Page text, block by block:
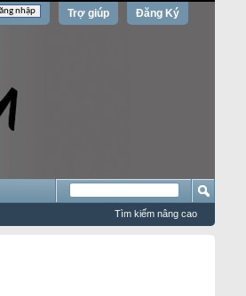
Đăng Ký
Trợ giúp
Tìm kiếm nâng cao